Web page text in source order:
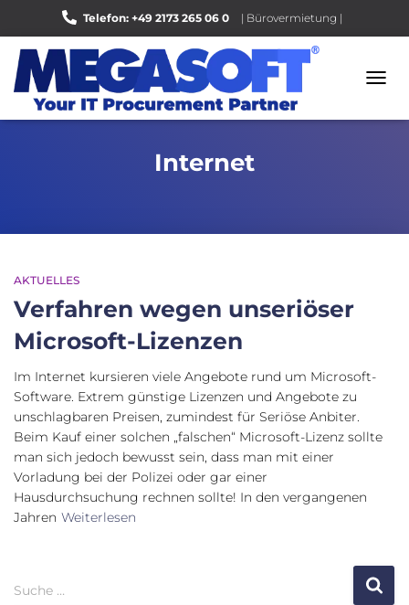
Telefon: +49 2173 265 06 0 | Bürovermietung |
Bewerten Sie uns auf Google |
Internet
AKTUELLES
Verfahren wegen unseriöser
Microsoft-Lizenzen
Im Internet kursieren viele Angebote rund um Microsoft-
Software. Extrem günstige Lizenzen und Angebote zu
unschlagbaren Preisen, zumindest für Seriöse Anbiter.
Beim Kauf einer solchen „falschen“ Microsoft-Lizenz sollte
man sich jedoch bewusst sein, dass man mit einer
Vorladung bei der Polizei oder gar einer
Hausdurchsuchung rechnen sollte! In den vergangenen
Jahren Weiterlesen
S
Suche …